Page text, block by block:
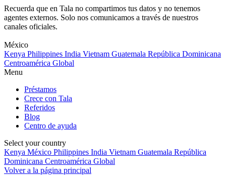
Recuerda que en Tala no compartimos tus datos y no tenemos
agentes externos. Solo nos comunicamos a través de nuestros
canales oficiales.
to
content
México
Kenya Philippines India Vietnam Guatemala República Dominicana
Centroamérica Global
Menu
Préstamos
Crece con Tala
Referidos
Blog
Centro de ayuda
Select your country
Kenya México Philippines India Vietnam Guatemala República
Dominicana Centroamérica Global
Volver a la página principal